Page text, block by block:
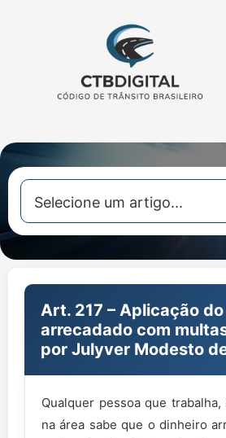
Art. 217 – Aplicação
arrecadado com
por Julyver Modesto
Qualquer pessoa que
na área sabe que o dinheiro